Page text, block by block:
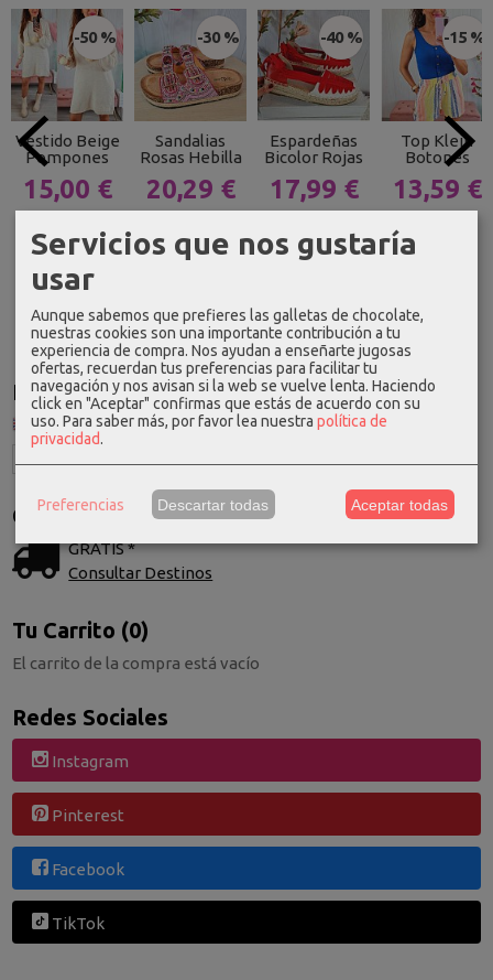
Idioma
Costes de Envío
GRATIS *
Consultar Destinos
Tu Carrito (0)
El carrito de la compra está vacío
Redes Sociales
Instagram
Pinterest
Facebook
TikTok
-50 %
Vestido Beige
Pompones
15,00 €
29,99 €
-30 %
Sandalias
Rosas Hebilla
20,29 €
28,99 €
-40 %
Espardeñas
Bicolor Rojas
17,99 €
29,99 €
-15 %
Top Klein
Botones
13,59 €
15,99 €
Servicios que nos gustaría
usar
Aunque sabemos que prefieres las galletas de chocolate,
nuestras cookies son una importante contribución a tu
experiencia de compra. Nos ayudan a enseñarte jugosas
ofertas, recuerdan tus preferencias para facilitar tu
navegación y nos avisan si la web se vuelve lenta. Haciendo
click en "Aceptar" confirmas que estás de acuerdo con su
uso. Para saber más, por favor lea nuestra política de
privacidad.
Preferencias Descartar todas Aceptar todas